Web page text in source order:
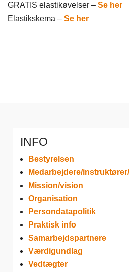
GRATIS elastikøvelser – Se her
Elastikskema – Se her
INFO
Bestyrelsen
Medarbejdere/
Mission/vision
Organisation
Persondatapolitik
Praktisk info
Samarbejdspartnere
Værdigundlag
Vedtægter